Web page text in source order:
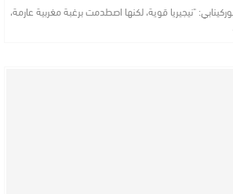
"نيجيريا قوية، لكنها اصطدمت برغبة مغربية عارمة،